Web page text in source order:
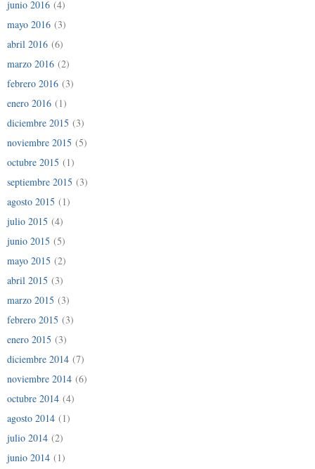
junio 2016 (4)
mayo 2016 (3)
abril 2016 (6)
marzo 2016 (2)
febrero 2016 (3)
enero 2016 (1)
diciembre 2015 (3)
noviembre 2015 (5)
octubre 2015 (1)
septiembre 2015 (3)
agosto 2015 (1)
julio 2015 (4)
junio 2015 (5)
mayo 2015 (2)
abril 2015 (3)
marzo 2015 (3)
febrero 2015 (3)
enero 2015 (3)
diciembre 2014 (7)
noviembre 2014 (6)
octubre 2014 (4)
agosto 2014 (1)
julio 2014 (2)
junio 2014 (1)